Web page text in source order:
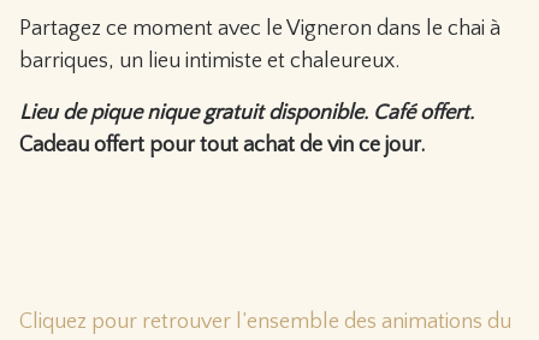
Partagez ce moment avec le Vigneron dans le chai à
barriques, un lieu intimiste et chaleureux.
Lieu de pique nique gratuit disponible. Café offert.
Cadeau offert pour tout achat de vin ce jour.
Cliquez pour retrouver l’ensemble des animations du